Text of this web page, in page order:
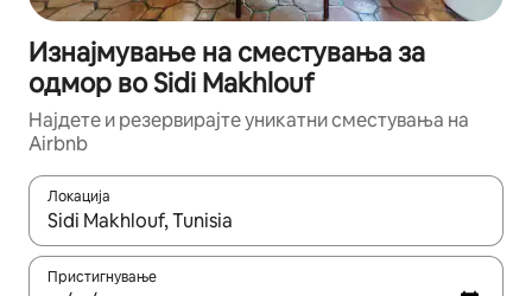
Изнајмување на сместувања за
одмор во Sidi Makhlouf
Најдете и резервирајте уникатни сместувања на
Airbnb
Локација
Кога резултатите се достапни, движете се со копчињата
Пристигнување